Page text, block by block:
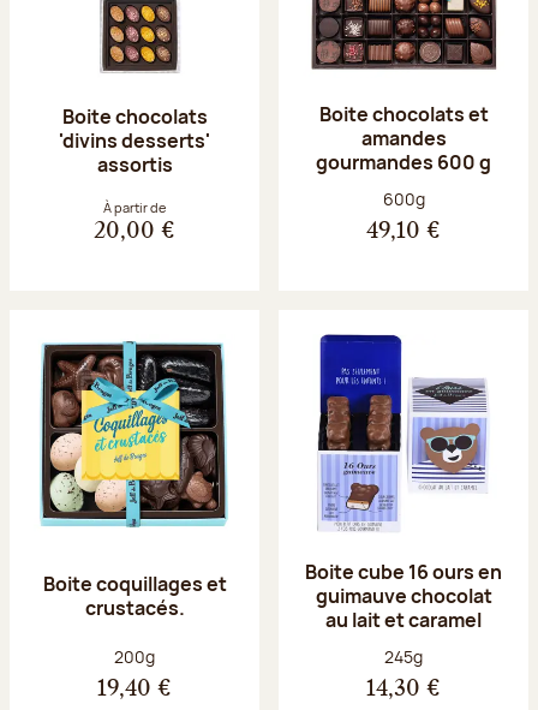
Boite chocolats
'divins desserts'
assortis
À partir de
20,00 €
Boite chocolats et
amandes
gourmandes 600 g
Poids net :
600g
49,10 €
Boite coquillages et
crustacés.
Poids net :
200g
19,40 €
Boite cube 16 ours en
guimauve chocolat
au lait et caramel
Poids net :
245g
14,30 €